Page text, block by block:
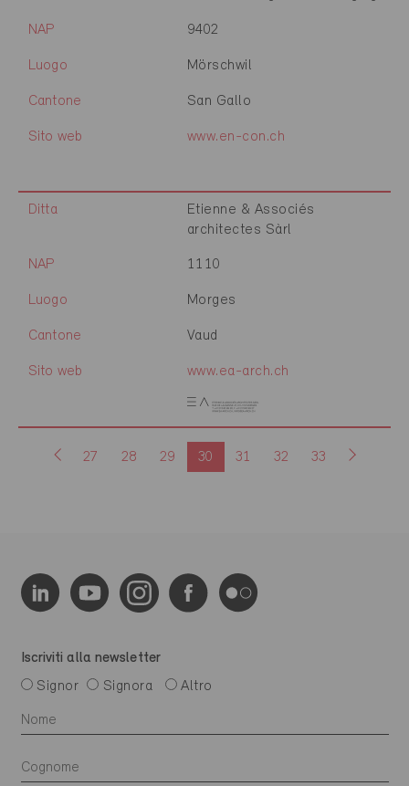
NAP 9402
Luogo Mörschwil
Cantone San Gallo
Sito web www.en-con.ch
Ditta
Etienne & Associés
architectes Sàrl
NAP 1110
Luogo Morges
Cantone Vaud
Sito web www.ea-arch.ch
27 28 29 30 31 32 33
Iscriviti alla newsletter
Signor
Signora Altro